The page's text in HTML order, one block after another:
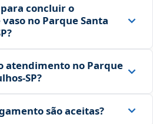
concluir o
no Parque Santa
atendimento no Parque
são aceitas?